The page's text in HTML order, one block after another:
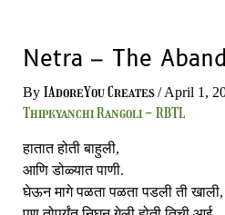
Netra – The
By IAdoreYou Creates/April 1,
Thipkyanchi Rangoli - RBTL
हातात होती बाहुली,
आणि डोळ्यात पाणी.
घेऊन मागे पळता पळता पडली ती खाली,